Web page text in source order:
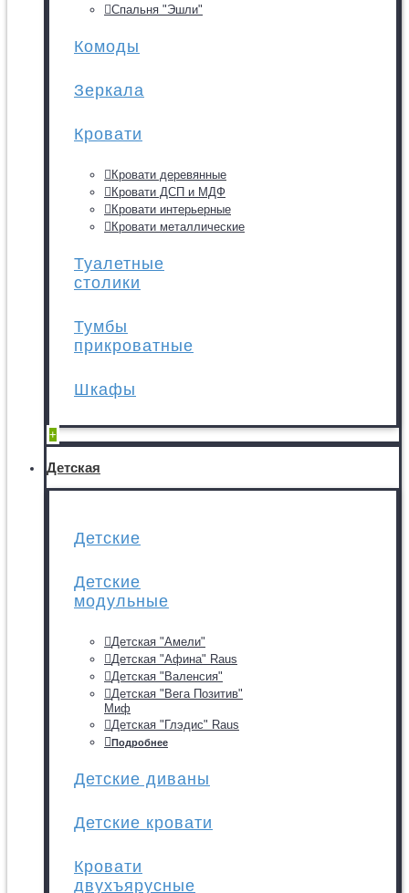
Спальня "Эшли"
Комоды
Зеркала
Кровати
Кровати деревянные
Кровати ДСП и МДФ
Кровати интерьерные
Кровати металлические
Туалетные
столики
Тумбы
прикроватные
Шкафы
+
Детская
Детские
Детские
модульные
Детская "Амели"
Детская "Афина" Raus
Детская "Валенсия"
Детская "Вега Позитив"
Миф
Детская "Глэдис" Raus
Подробнее
Детские диваны
Детские кровати
Кровати
двухъярусные